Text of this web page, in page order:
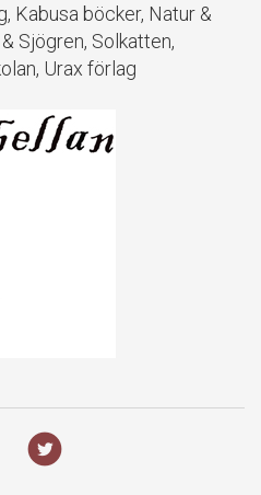
Kabusa böcker, Natur &
Sjögren, Solkatten,
Urax förlag